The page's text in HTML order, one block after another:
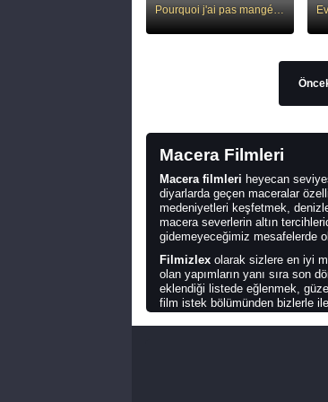
Pourquoi j'ai pas mangé mon père
Macera Filmleri
Macera filmleri heyecan
diyarlarda geçen maceralar
medeniyetleri keşfetmek,
macera severlerin altın
gidemeyeceğimiz mesafelerde
Filmizlex olarak sizlere en iyi
olan yapımların yanı sıra son
eklendiği listede eğlenmek,
film istek bölümünden bizlerle
kaliteli bir yapım listede yer